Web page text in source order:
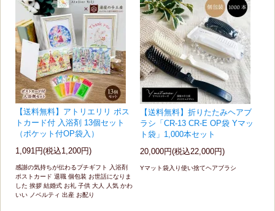
【送料無料】アトリエリリ ポス
トカード付 入浴剤 13個セット
（ポケット付OP袋入）
1,091円(税込1,200円)
感謝の気持ちが伝わるプチギフト 入浴剤
ポストカード 退職 個包装 お世話になりま
した 挨拶 結婚式 お礼 子供 大人 人気 かわ
いい ノベルティ 出産 お配り
【送料無料】折りたたみヘアブ
ラシ「CR-13 CR-E OP袋 Yマッ
ト袋」1,000本セット
20,000円(税込22,000円)
Yマット袋入り使い捨てヘアブラシ